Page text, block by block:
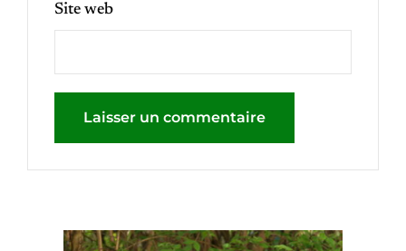
Site web